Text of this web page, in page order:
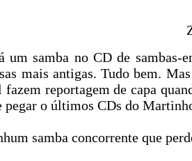
um samba no CD de
mais antigas. Tudo bem.
reportagem de capa
pegar o últimos CDs do
samba concorrente que